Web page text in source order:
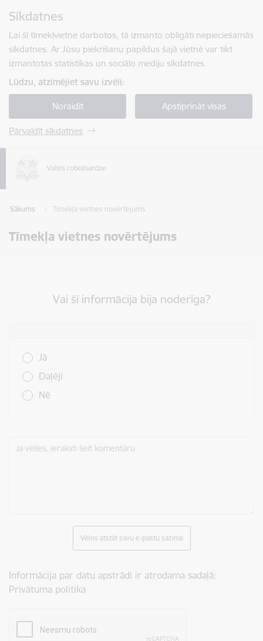
Sīkdatnes
Lai šī tīmekļvietne darbotos, tā izmanto obligāti nepieciešamās
sīkdatnes. Ar Jūsu piekrišanu papildus šajā vietnē var tikt
izmantotas statistikas un sociālo mediju sīkdatnes.
Lūdzu, atzīmējiet savu izvēli:
Noraidīt Apstiprināt visas
Pārvaldīt sīkdatnes
Sākums Tīmekļa vietnes novērtējums
Tīmekļa vietnes novērtējums
Vai šī informācija bija noderīga?
Jā
Daļēji
Nē
Ja vēlies, ieraksti šeit komentāru
Vēlos atstāt savu e-pastu saziņai
Informācija par datu apstrādi ir atrodama sadaļā:
Privātuma politika